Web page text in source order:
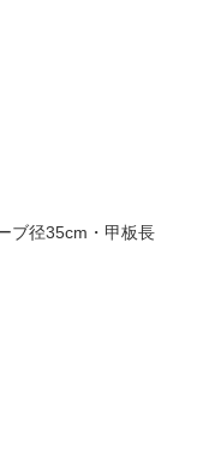
ブ径35cm・甲板長